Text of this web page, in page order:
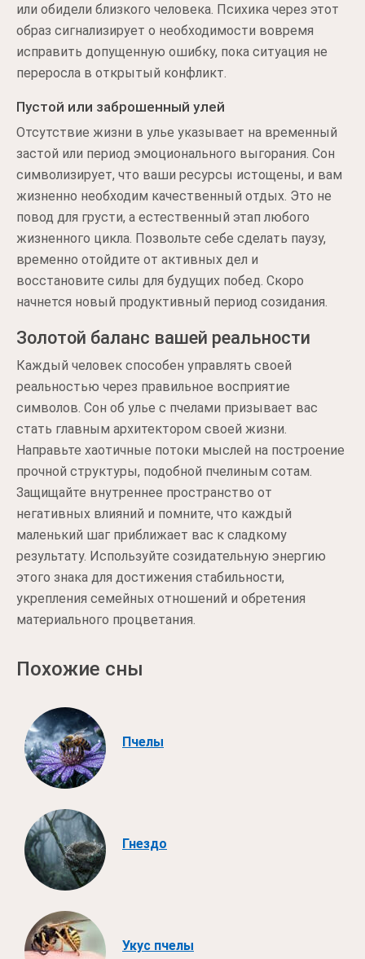
или обидели близкого человека. Психика через этот
образ сигнализирует о необходимости вовремя
исправить допущенную ошибку, пока ситуация не
переросла в открытый конфликт.
Пустой или заброшенный улей
Отсутствие жизни в улье указывает на временный
застой или период эмоционального выгорания. Сон
символизирует, что ваши ресурсы истощены, и вам
жизненно необходим качественный отдых. Это не
повод для грусти, а естественный этап любого
жизненного цикла. Позвольте себе сделать паузу,
временно отойдите от активных дел и
восстановите силы для будущих побед. Скоро
начнется новый продуктивный период созидания.
Золотой баланс вашей реальности
Каждый человек способен управлять своей
реальностью через правильное восприятие
символов. Сон об улье с пчелами призывает вас
стать главным архитектором своей жизни.
Направьте хаотичные потоки мыслей на построение
прочной структуры, подобной пчелиным сотам.
Защищайте внутреннее пространство от
негативных влияний и помните, что каждый
маленький шаг приближает вас к сладкому
результату. Используйте созидательную энергию
этого знака для достижения стабильности,
укрепления семейных отношений и обретения
материального процветания.
Похожие сны
Пчелы
Гнездо
Укус пчелы